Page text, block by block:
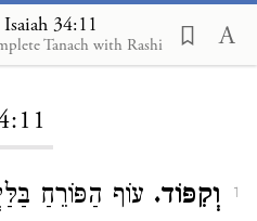
34:11
Tanach with Rashi
1 וְקִפּוֹד. עוֹף הַפּוֹרֵחַ